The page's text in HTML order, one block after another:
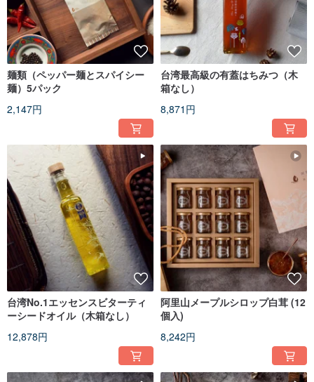
麺類（ペッパー麺とスパイシー
麺）5パック
2,147円
台湾最高級の有蓋はちみつ（木
箱なし）
8,871円
台湾No.1エッセンスビターティ
ーシードオイル（木箱なし）
12,878円
阿里山メープルシロップ白茸 (12
個入)
8,242円